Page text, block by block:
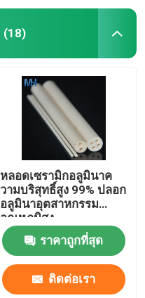
(18)
หลอดเซรามิกอลูมินาค
วามบริสุทธิ์สูง 99% ปลอก
อลูมินาอุตสาหกรรม
อุณหภูมิสูง
ราคาถูกที่สุด
ติดต่อเรา